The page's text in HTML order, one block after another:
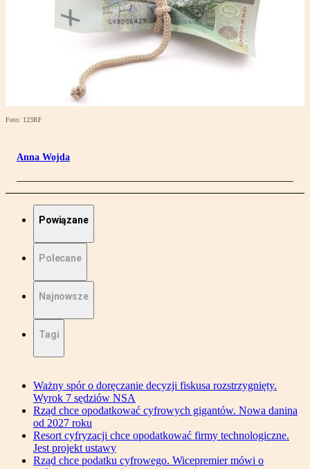
Foto: 123RF
Anna Wojda
Powiązane
Polecane
Najnowsze
Tagi
Ważny spór o doręczanie decyzji fiskusa rozstrzygnięty.
Wyrok 7 sędziów NSA
Rząd chce opodatkować cyfrowych gigantów. Nowa danina
od 2027 roku
Resort cyfryzacji chce opodatkować firmy technologiczne.
Jest projekt ustawy
Rząd chce podatku cyfrowego. Wicepremier mówi o